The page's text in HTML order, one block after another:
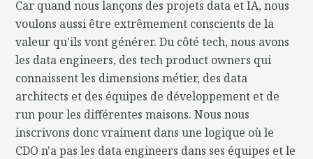
Car quand nous lançons des projets data et IA, nous
voulons aussi être extrêmement conscients de la
valeur qu'ils vont générer. Du côté tech, nous avons
les data engineers, des tech product owners qui
connaissent les dimensions métier, des data
architects et des équipes de développement et de
run pour les différentes maisons. Nous nous
inscrivons donc vraiment dans une logique où le
CDO n'a pas les data engineers dans ses équipes et le